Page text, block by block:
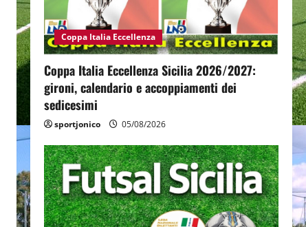
Coppa Italia Eccellenza
Coppa Italia Eccellenza Sicilia 2026/2027:
gironi, calendario e accoppiamenti dei
sedicesimi
sportjonico 05/08/2026